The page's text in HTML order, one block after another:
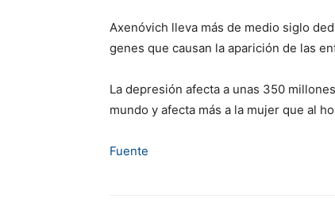
Axenóvich lleva más de medio siglo
genes que causan la aparición de las
La depresión afecta a unas 350
mundo y afecta más a la mujer que al
Fuente